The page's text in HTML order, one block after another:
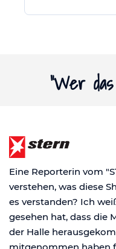
"Wer
Eine Reporterin vom
verstehen, was diese
es verstanden? Ich
gesehen hat, dass die
der Halle